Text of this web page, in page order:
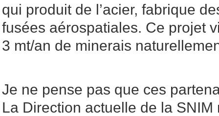
qui produit de l’acier, fabrique
fusées aérospatiales. Ce projet
3 mt/an de minerais
Je ne pense pas que ces
La Direction actuelle de la SNIM